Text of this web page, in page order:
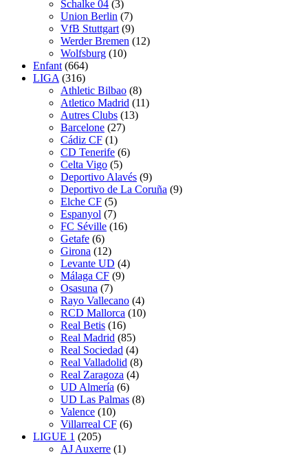
Schalke 04 (3)
Union Berlin (7)
VfB Stuttgart (9)
Werder Bremen (12)
Wolfsburg (10)
Enfant (664)
LIGA (316)
Athletic Bilbao (8)
Atletico Madrid (11)
Autres Clubs (13)
Barcelone (27)
Cádiz CF (1)
CD Tenerife (6)
Celta Vigo (5)
Deportivo Alavés (9)
Deportivo de La Coruña (9)
Elche CF (5)
Espanyol (7)
FC Séville (16)
Getafe (6)
Girona (12)
Levante UD (4)
Málaga CF (9)
Osasuna (7)
Rayo Vallecano (4)
RCD Mallorca (10)
Real Betis (16)
Real Madrid (85)
Real Sociedad (4)
Real Valladolid (8)
Real Zaragoza (4)
UD Almería (6)
UD Las Palmas (8)
Valence (10)
Villarreal CF (6)
LIGUE 1 (205)
AJ Auxerre (1)